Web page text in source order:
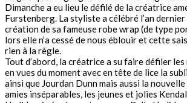
Dimanche a eu lieu le défilé de la créatrice
Furstenberg. La styliste a célébré l’an dernier
création de sa fameuse robe wrap (de type
lors elle n’a cessé de nous éblouir et cette
rien à la règle.
Tout d’abord, la créatrice a su faire défiler les
en vues du moment avec en tête de lice la
ainsi que Jourdan Dunn mais aussi la
amies inséparables, les jeunes et jolies